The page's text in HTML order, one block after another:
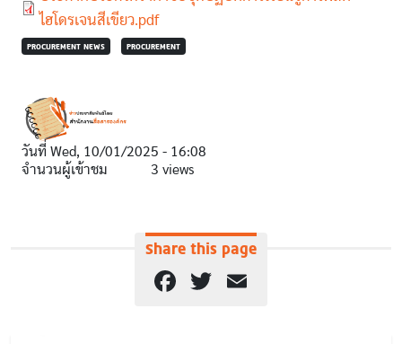
ไฮโดรเจนสีเขียว.pdf
PROCUREMENT NEWS PROCUREMENT
วันที่ Wed, 10/01/2025 - 16:08
จำนวนผู้เข้าชม
3 views
Share this page
Facebook
Twitter